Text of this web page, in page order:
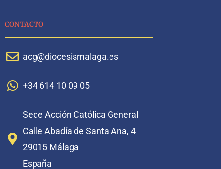
CONTACTO
acg@diocesismalaga.es
+34 614 10 09 05
Sede Acción Católica General
Calle Abadía de Santa Ana, 4
29015 Málaga
España